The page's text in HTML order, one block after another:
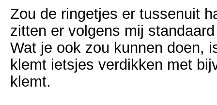
Zou de ringetjes er tussenuit
zitten er volgens mij
Wat je ook zou kunnen doen,
klemt ietsjes verdikken met
klemt.